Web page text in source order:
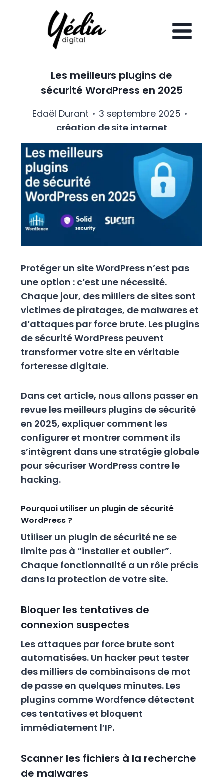
Les meilleurs plugins de
sécurité WordPress en 2025
Edaël Durant
3 septembre 2025
création de site internet
Protéger un site WordPress n’est pas
une option : c’est une nécessité.
Chaque jour, des milliers de sites sont
victimes de piratages, de malwares et
d’attaques par force brute. Les plugins
de sécurité WordPress peuvent
transformer votre site en véritable
forteresse digitale.
Dans cet article, nous allons passer en
revue les meilleurs plugins de sécurité
en 2025, expliquer comment les
configurer et montrer comment ils
s’intègrent dans une stratégie globale
pour sécuriser WordPress contre le
hacking.
Pourquoi utiliser un plugin de sécurité
WordPress ?
Utiliser un plugin de sécurité ne se
limite pas à “installer et oublier”.
Chaque fonctionnalité a un rôle précis
dans la protection de votre site.
Bloquer les tentatives de
connexion suspectes
Les attaques par force brute sont
automatisées. Un hacker peut tester
des milliers de combinaisons de mot
de passe en quelques minutes. Les
plugins comme Wordfence détectent
ces tentatives et bloquent
immédiatement l’IP.
Scanner les fichiers à la recherche
de malwares